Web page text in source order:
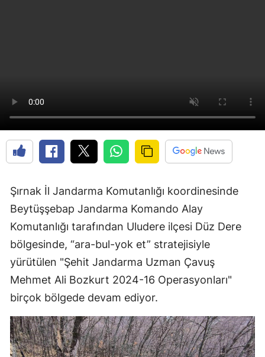
Şırnak İl Jandarma Komutanlığı koordinesinde
Beytüşşebap Jandarma Komando Alay
Komutanlığı tarafından Uludere ilçesi Düz Dere
bölgesinde, “ara-bul-yok et” stratejisiyle
yürütülen "Şehit Jandarma Uzman Çavuş
Mehmet Ali Bozkurt 2024-16 Operasyonları"
birçok bölgede devam ediyor.